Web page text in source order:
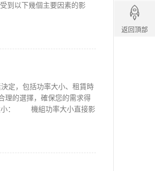
到以下幾個主要因素的影
定，包括功率大小、租賃時
理的選擇，確保您的需求得
： 機組功率大小直接影
返回頂部